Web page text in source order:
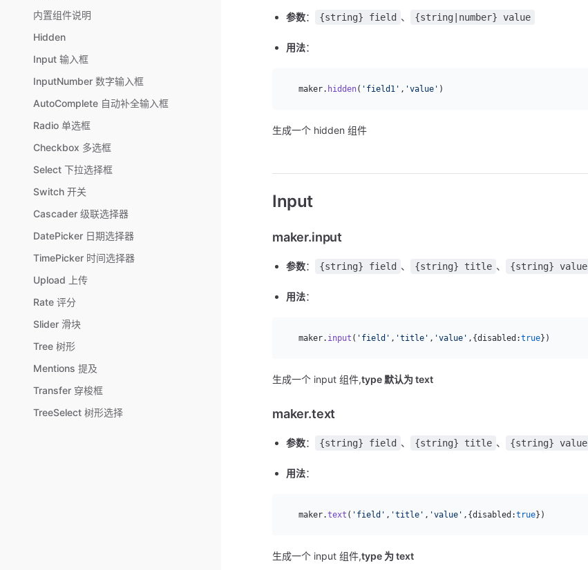
内置组件说明
Hidden
Input 输入框
InputNumber 数字输入框
AutoComplete 自动补全输入框
Radio 单选框
Checkbox 多选框
Select 下拉选择框
Switch 开关
Cascader 级联选择器
DatePicker 日期选择器
TimePicker 时间选择器
Upload 上传
Rate 评分
Slider 滑块
Tree 树形
Mentions 提及
Transfer 穿梭框
TreeSelect 树形选择
参数： {string} field 、 {string|number} value
用法：
  maker.
hidden( 'field1' , 'value' )
生成一个 hidden 组件
Input
maker.input
参数： {string} field 、 {string} title 、 {string} value
用法：
  maker.
input ( 'field' , 'title' , 'value' ,{disabled:true})
生成一个 input 组件,type 默认为 text
maker.text
参数： {string} field 、 {string} title 、 {string} value
用法：
  maker.
text ( 'field' , 'title' , 'value' ,{disabled:true})
生成一个 input 组件,type 为 text